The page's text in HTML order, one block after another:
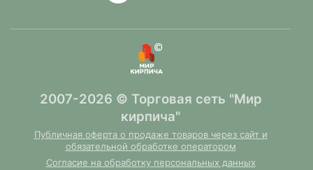
2007-2026 © Торговая сеть "Мир
кирпича"
Публичная оферта о продаже товаров через сайт и
обязательной обработке оператором
Согласие на обработку персональных данных